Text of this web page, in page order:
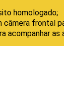
homologado;
câmera frontal
acompanhar as